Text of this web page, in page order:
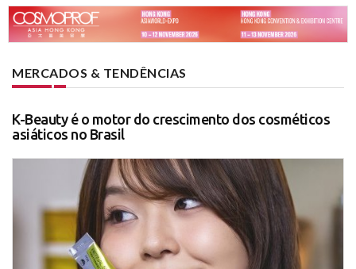
MERCADOS & TENDÊNCIAS
K-Beauty é o motor do crescimento dos cosméticos
asiáticos no Brasil